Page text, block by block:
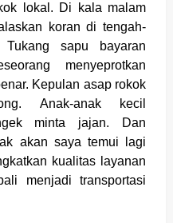
lokal. Di kala malam
koran di tengah-
sapu bayaran
menyeprotkan
Kepulan asap rokok
Anak-anak kecil
minta jajan. Dan
akan saya temui lagi
kualitas layanan
menjadi transportasi